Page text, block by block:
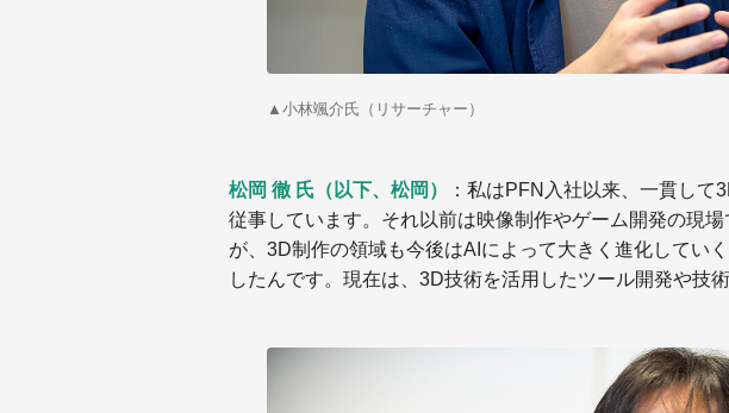
▲ 小林颯介氏（リサーチャー）
松岡 徹 氏（以下、松岡）
：私はPFN入社以来、一貫して
従事しています。それ以前は映像制作やゲーム開発の現
が、3D制作の領域も今後はAIによって大きく進化してい
したんです。現在は、3D技術を活用したツール開発や技